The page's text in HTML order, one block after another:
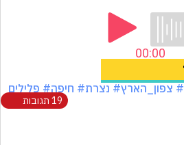
# צפון_הארץ# נצרת# חיפה# פלילים
19 תגובות